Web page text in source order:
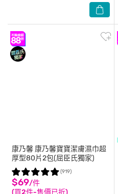
康乃馨 康乃馨寶寶潔膚濕巾超
厚型80片2包(屈臣氏獨家)
$69/件
(買2件-售價已折)
(919)